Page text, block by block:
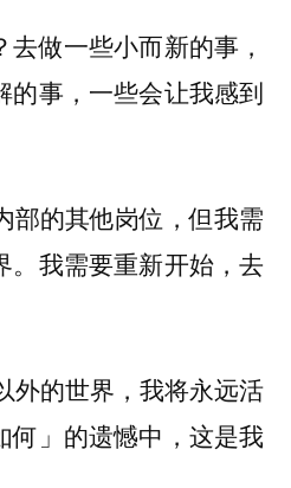
做一些小而新的事，
的事，一些会让我感到
部的其他岗位，但我需
。我需要重新开始，去
外的世界，我将永远活
何」的遗憾中，这是我